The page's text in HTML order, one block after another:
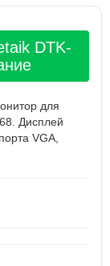
DTK-
для
Дисплей
VGA,